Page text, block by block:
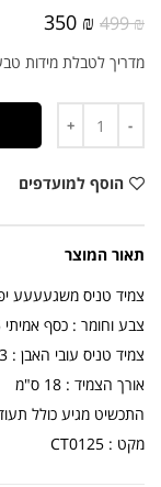
499₪
המחיר
היה:
350 ₪
המחיר
הוא:
מדריך לטבלת מידות
הוסף למועדפים
תאור המוצר
צמיד טניס משגעעעע
צבע וחומר : כסף אמיתי 925
צמיד טניס עובי האבן : 3 מ"מ
אורך הצמיד : 18 ס"מ
התכשיט מגיע כולל
מקט : CT0125